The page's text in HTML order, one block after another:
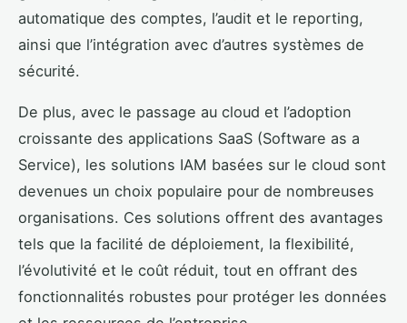
automatique des comptes, l’audit et le reporting,
ainsi que l’intégration avec d’autres systèmes de
sécurité.
De plus, avec le passage au cloud et l’adoption
croissante des applications SaaS (Software as a
Service), les solutions IAM basées sur le cloud sont
devenues un choix populaire pour de nombreuses
organisations. Ces solutions offrent des avantages
tels que la facilité de déploiement, la flexibilité,
l’évolutivité et le coût réduit, tout en offrant des
fonctionnalités robustes pour protéger les données